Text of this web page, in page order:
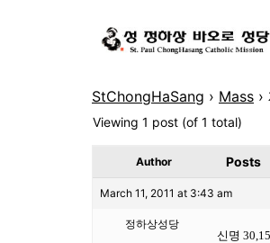
StChongHaSang › Mass ›
Viewing 1 post (of 1 total)
Author Posts
March 11, 2011 at 3:43 am
정하상성당
신명